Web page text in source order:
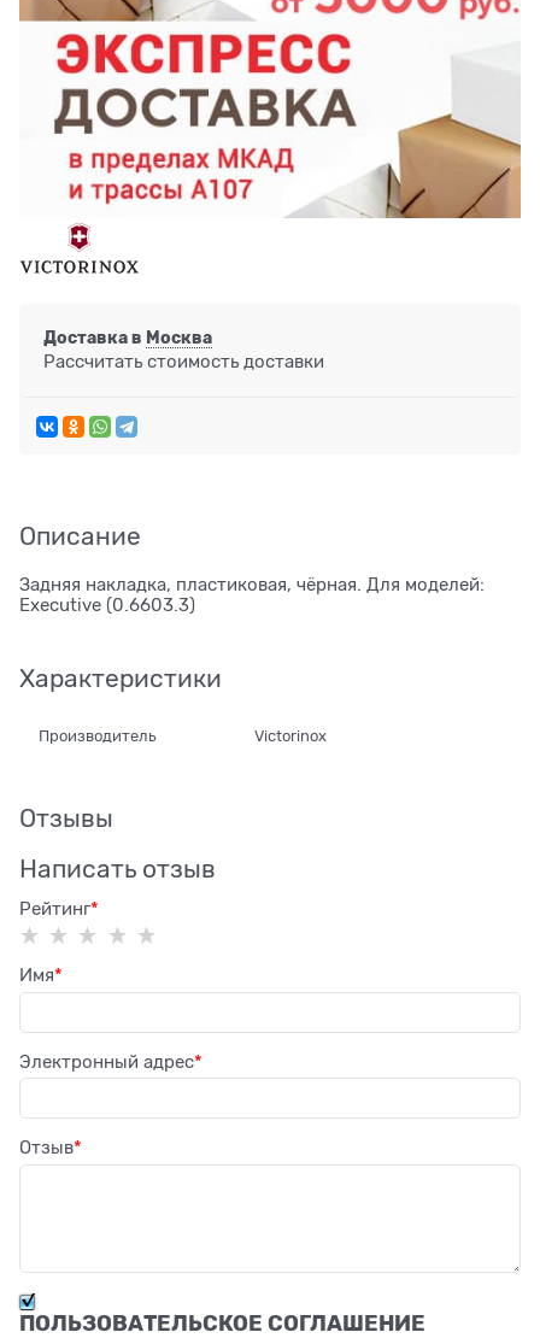
Доставка в Москва
Рассчитать стоимость доставки
Описание
Задняя накладка, пластиковая, чёрная. Для моделей:
Executive (0.6603.3)
Характеристики
Производитель Victorinox
Отзывы
Написать отзыв
Рейтинг
Имя
Электронный адрес
Отзыв
ПОЛЬЗОВАТЕЛЬСКОЕ СОГЛАШЕНИЕ